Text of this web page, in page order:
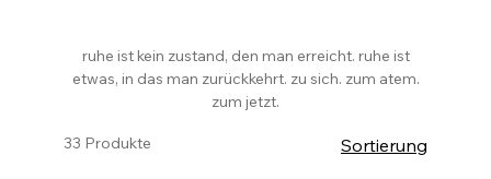
ruhe ist kein zustand, den man erreicht. ruhe ist
etwas, in das man zurückkehrt. zu sich. zum atem.
zum jetzt.
33 Produkte Sortierung